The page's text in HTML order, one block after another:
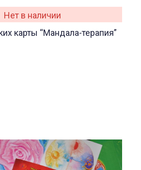
Нет в наличии
карты “Мандала-терапия”